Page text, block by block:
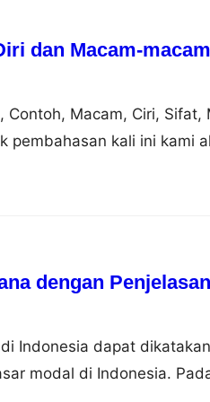
dan Macam-
Contoh, Macam, Ciri, Sifat,
pembahasan kali ini kami
dimana dalam hal ini
dan mengembangkan
dengan
di Indonesia dapat
modal di Indonesia.